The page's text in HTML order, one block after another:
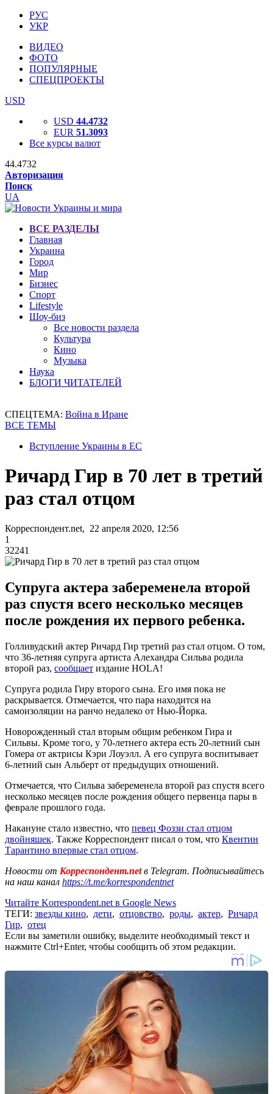
РУС
УКР
ВИДЕО
ФОТО
ПОПУЛЯРНЫЕ
СПЕЦПРОЕКТЫ
USD
USD 44.4732
EUR 51.3093
Все курсы валют
44.4732
Авторизация
Поиск
UA
ВСЕ РАЗДЕЛЫ
Главная
Украина
Город
Мир
Бизнес
Спорт
Lifestyle
Шоу-биз
Все новости раздела
Культура
Кино
Музыка
Наука
БЛОГИ ЧИТАТЕЛЕЙ
СПЕЦТЕМА: Война в Иране
ВСЕ ТЕМЫ
Вступление Украины в ЕС
Ричард Гир в 70 лет в третий
раз стал отцом
Корреспондент.net, 22 апреля 2020, 12:56
1
32241
Супруга актера забеременела второй
раз спустя всего несколько месяцев
после рождения их первого ребенка.
Голливудский актер Ричард Гир третий раз стал отцом. О том,
что 36-летняя супруга артиста Алехандра Сильва родила
второй раз, сообщает издание HOLA!
Супруга родила Гиру второго сына. Его имя пока не
раскрывается. Отмечается, что пара находится на
самоизоляции на ранчо недалеко от Нью-Йорка.
Новорожденный стал вторым общим ребенком Гира и
Сильвы. Кроме того, у 70-летнего актера есть 20-летний сын
Гомера от актрисы Кэри Лоуэлл. А его супруга воспитывает
6-летний сын Альберт от предыдущих отношений.
Отмечается, что Сильва забеременела второй раз спустя всего
несколько месяцев после рождения общего первенца пары в
феврале прошлого года.
Накануне стало известно, что певец Фоззи стал отцом
двойняшек. Также Корреспондент писал о том, что Квентин
Тарантино впервые стал отцом.
Новости от Корреспондент.netв Telegram. Подписывайтесь
на наш канал https://t.me/korrespondentnet
Читайте Korrespondent.net в Google News
ТЕГИ: звезды кино, дети, отцовство, роды, актер, Ричард
Гир, отец
Если вы заметили ошибку, выделите необходимый текст и
нажмите Ctrl+Enter, чтобы сообщить об этом редакции.